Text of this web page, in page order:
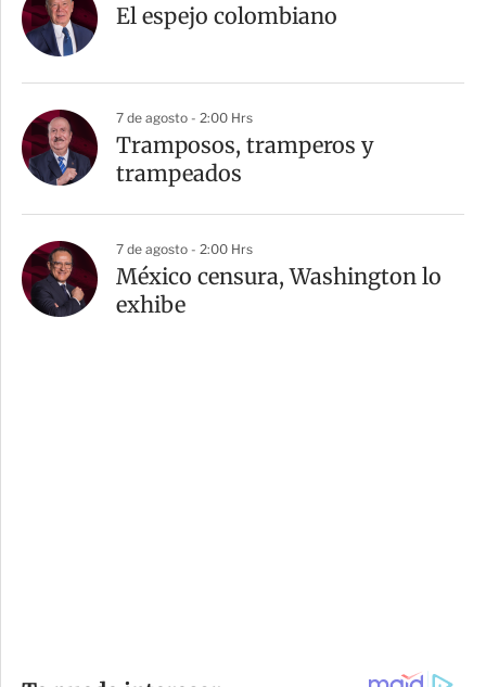
El espejo colombiano
7 de agosto - 2:00 Hrs
Tramposos, tramperos y
trampeados
7 de agosto - 2:00 Hrs
México censura, Washington lo
exhibe